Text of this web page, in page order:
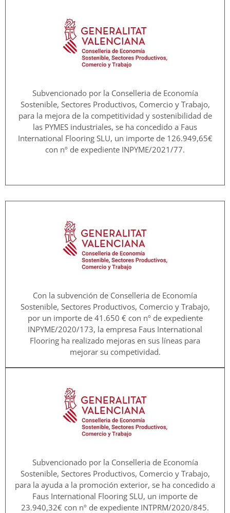
Subvencionado por la Conselleria de Economía
Sostenible, Sectores Productivos, Comercio y Trabajo,
para la mejora de la competitividad y sostenibilidad de
las PYMES industriales, se ha concedido a Faus
International Flooring SLU, un importe de 126.949,65€
con nº de expediente INPYME/2021/77.
Con la subvención de Conselleria de Economía
Sostenible, Sectores Productivos, Comercio y Trabajo,
por un importe de 41.650 € con nº de expediente
INPYME/2020/173, la empresa Faus International
Flooring ha realizado mejoras en sus líneas para
mejorar su competividad.
Subvencionado por la Conselleria de Economía
Sostenible, Sectores Productivos, Comercio y Trabajo,
para la ayuda a la promoción exterior, se ha concedido a
Faus International Flooring SLU, un importe de
23.940,32€ con nº de expediente INTPRM/2020/845.